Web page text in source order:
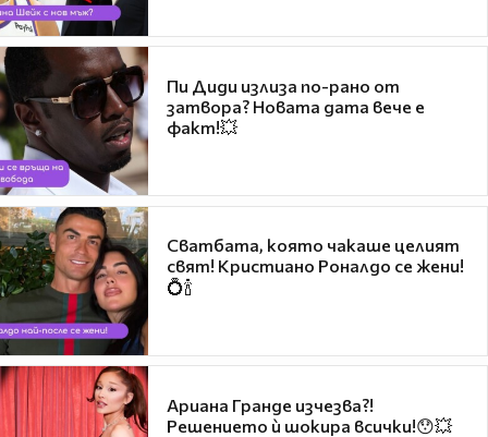
Пи Диди излиза по-рано от
затвора? Новата дата вече е
факт!💥
Сватбата, която чакаше целият
свят! Кристиано Роналдо се жени!
💍🍾
Ариана Гранде изчезва?!
Решението ѝ шокира всички!😯💥